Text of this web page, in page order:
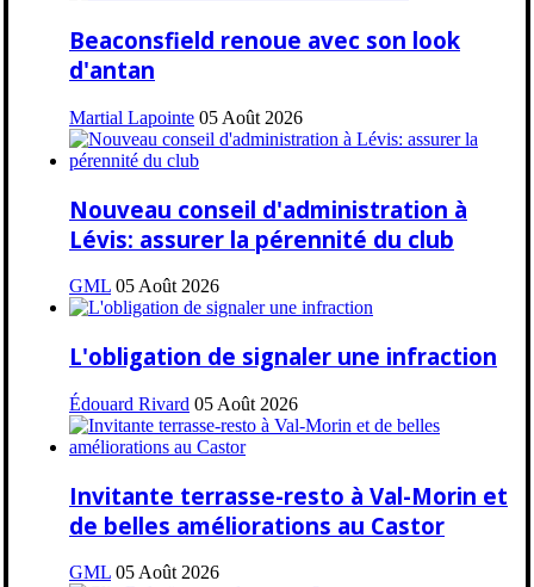
Beaconsfield renoue avec son look
d'antan
Martial Lapointe 05 Août 2026
Nouveau conseil d'administration à
Lévis: assurer la pérennité du club
GML 05 Août 2026
L'obligation de signaler une infraction
Édouard Rivard 05 Août 2026
Invitante terrasse-resto à Val-Morin et
de belles améliorations au Castor
GML 05 Août 2026